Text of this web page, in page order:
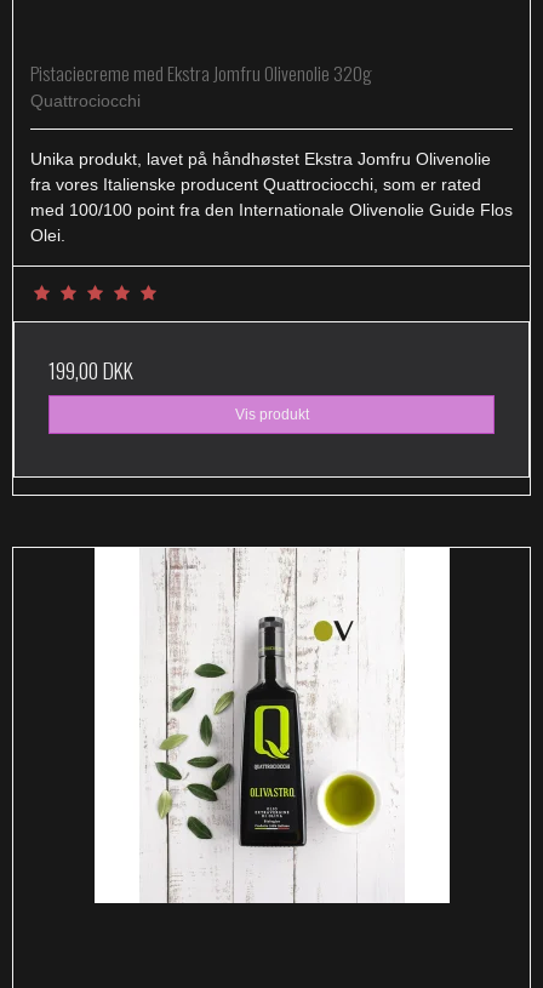
Pistaciecreme med Ekstra Jomfru Olivenolie 320g
Quattrociocchi
Unika produkt, lavet på håndhøstet Ekstra Jomfru Olivenolie
fra vores Italienske producent Quattrociocchi, som er rated
med 100/100 point fra den Internationale Olivenolie Guide Flos
Olei.
199,00 DKK
Vis produkt